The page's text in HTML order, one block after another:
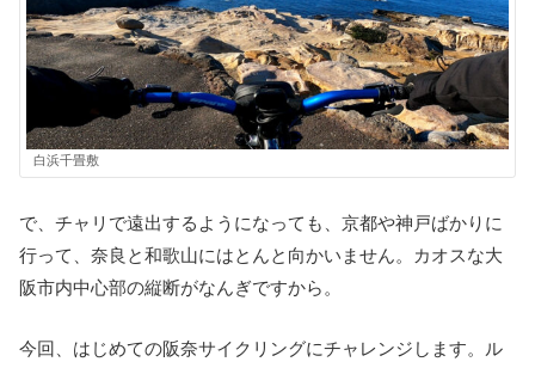
白浜千畳敷
で、チャリで遠出するようになっても、京都や神戸ばかりに
行って、奈良と和歌山にはとんと向かいません。カオスな大
阪市内中心部の縦断がなんぎですから。
今回、はじめての阪奈サイクリングにチャレンジします。ル